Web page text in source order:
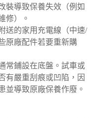
裝導致保養失效（例如
修）。
送的家用充電線（中速/
原廠配件若要重新購
常鋪設在底盤。試車或
有嚴重刮痕或凹陷，因
並導致原廠保養作廢。